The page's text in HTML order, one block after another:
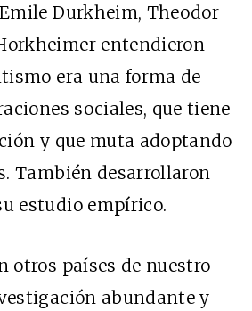
Durkheim, Theodor
entendieron
era una forma de
sociales, que tiene
y que muta adoptando
También desarrollaron
estudio empírico.
otros países de nuestro
abundante y